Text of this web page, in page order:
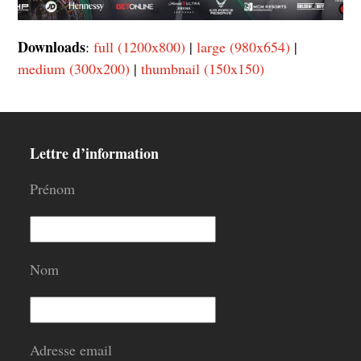
Downloads:full (1200x800) |large (980x654) |
medium (300x200) |thumbnail (150x150)
Lettre d’information
Prénom
Nom
Adresse email